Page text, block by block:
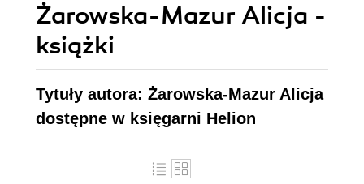
Żarowska-Mazur Alicja -
książki
Tytuły autora: Żarowska-Mazur Alicja
dostępne w księgarni Helion